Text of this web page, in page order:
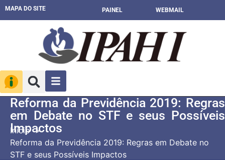
MAPA DO SITE PAINEL WEBMAIL
Reforma da Previdência 2019: Regras
em Debate no STF e seus Possíveis
Impactos
Início
Reforma da Previdência 2019: Regras em Debate no
STF e seus Possíveis Impactos